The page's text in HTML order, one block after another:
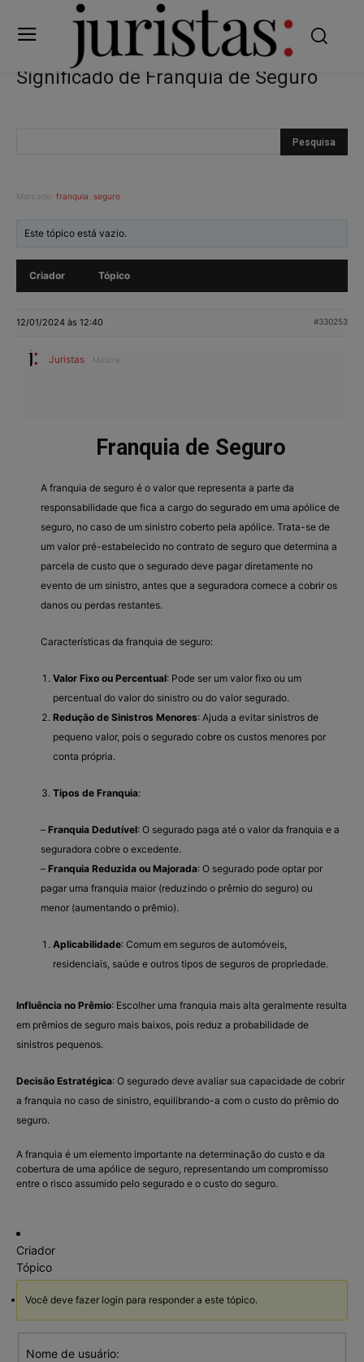
Significado de Franquia de Seguro
Marcado: franquia seguro
Este tópico está vazio.
Criador Tópico
12/01/2024 às 12:40 #330253
Juristas Mestre
Franquia de Seguro
A franquia de seguro é o valor que representa a parte da
responsabilidade que fica a cargo do segurado em uma apólice de
seguro, no caso de um sinistro coberto pela apólice. Trata-se de
um valor pré-estabelecido no contrato de seguro que determina a
parcela de custo que o segurado deve pagar diretamente no
evento de um sinistro, antes que a seguradora comece a cobrir os
danos ou perdas restantes.
Características da franquia de seguro:
Valor Fixo ou Percentual: Pode ser um valor fixo ou um
percentual do valor do sinistro ou do valor segurado.
Redução de Sinistros Menores: Ajuda a evitar sinistros de
pequeno valor, pois o segurado cobre os custos menores por
conta própria.
Tipos de Franquia:
– Franquia Dedutível: O segurado paga até o valor da franquia e a
seguradora cobre o excedente.
– Franquia Reduzida ou Majorada: O segurado pode optar por
pagar uma franquia maior (reduzindo o prêmio do seguro) ou
menor (aumentando o prêmio).
Aplicabilidade: Comum em seguros de automóveis,
residenciais, saúde e outros tipos de seguros de propriedade.
Influência no Prêmio: Escolher uma franquia mais alta geralmente resulta
em prêmios de seguro mais baixos, pois reduz a probabilidade de
sinistros pequenos.
Decisão Estratégica: O segurado deve avaliar sua capacidade de cobrir
a franquia no caso de sinistro, equilibrando-a com o custo do prêmio do
seguro.
A franquia é um elemento importante na determinação do custo e da
cobertura de uma apólice de seguro, representando um compromisso
entre o risco assumido pelo segurado e o custo do seguro.
Criador
Tópico
Você deve fazer login para responder a este tópico.
Nome de usuário: